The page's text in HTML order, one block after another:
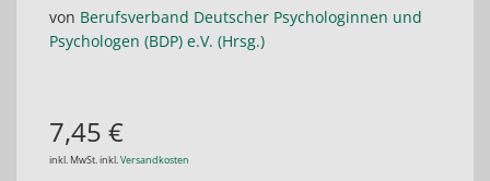
von Berufsverband Deutscher Psychologinnen und
Psychologen (BDP) e.V. (Hrsg.)
7,45 €
inkl. MwSt. inkl.Versandkosten